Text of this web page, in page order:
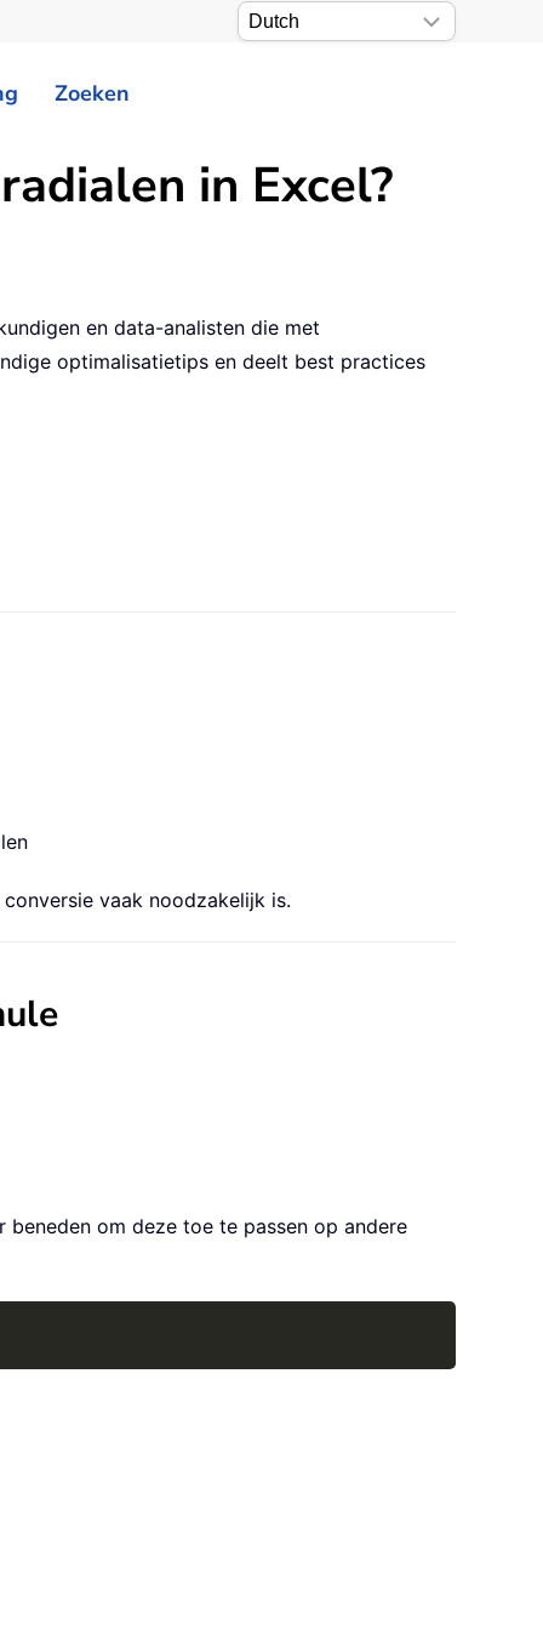
Zoeken
in Excel?
en data-analisten die met
optimalisatietips en deelt best practices
vaak noodzakelijk is.
om deze toe te passen op andere